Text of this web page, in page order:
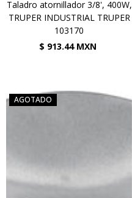
Taladro atornillador 3/8', 400W,
TRUPER INDUSTRIAL TRUPER
103170
$ 913.44 MXN
AGOTADO